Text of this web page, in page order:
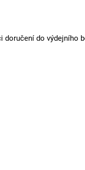
doručení do